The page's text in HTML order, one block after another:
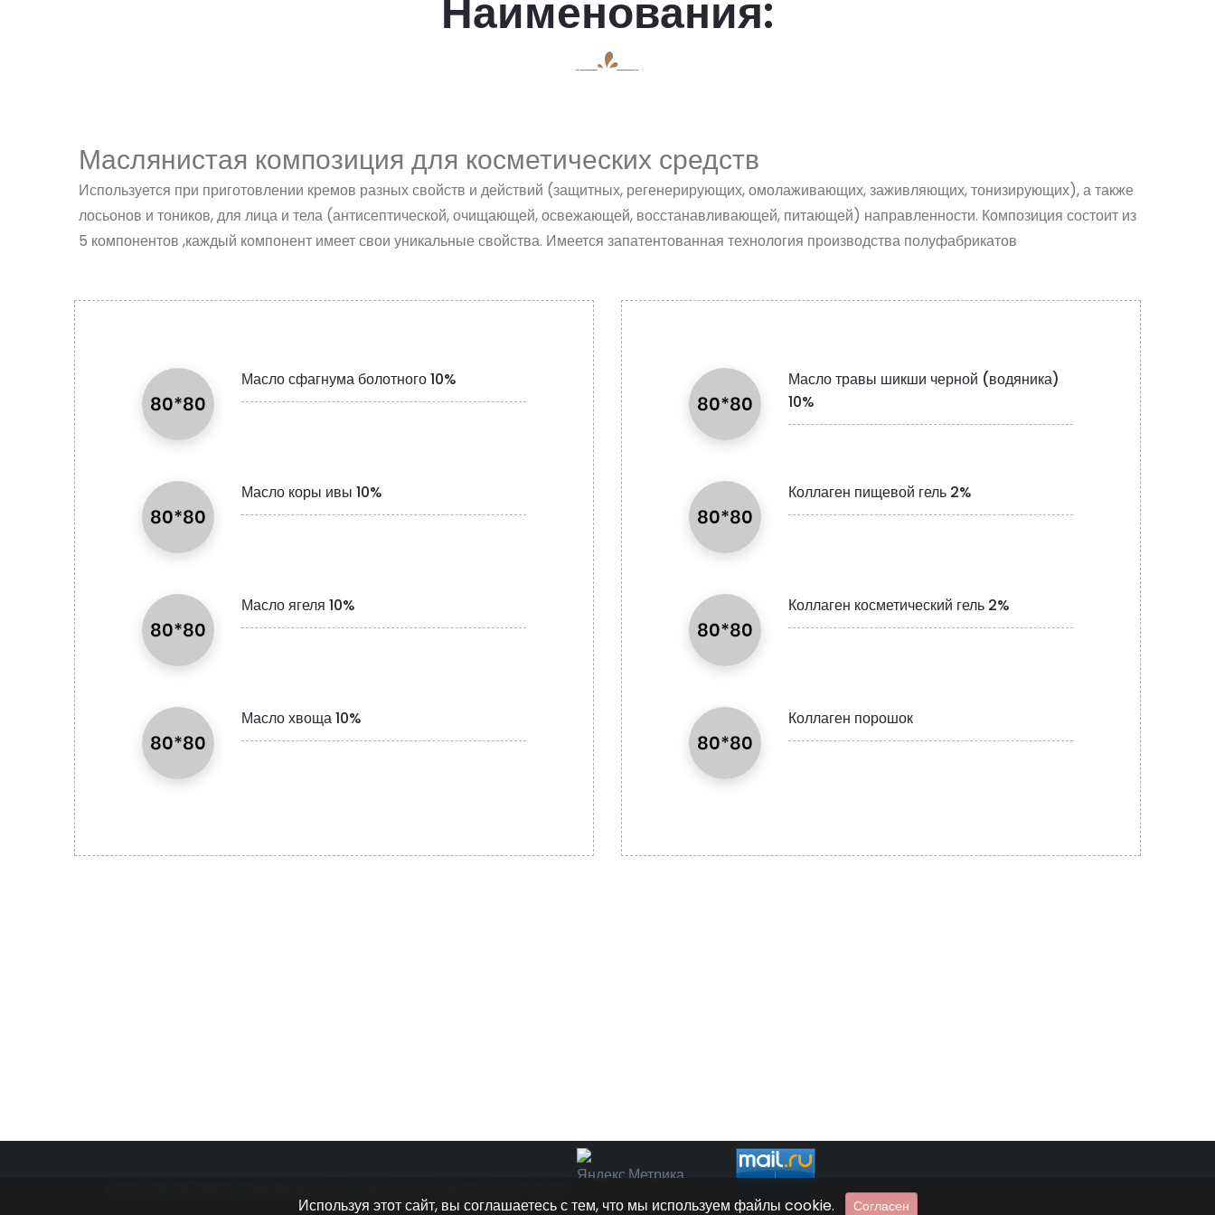
Наименования:
Маслянистая композиция для косметических средств
Используется при приготовлении кремов разных свойств и действий (защитных, регенерирующих, омолаживающих, заживляющих, тонизирующих), а также
лосьонов и тоников, для лица и тела (антисептической, очищающей, освежающей, восстанавливающей, питающей) направленности. Композиция состоит из
5 компонентов ,каждый компонент имеет свои уникальные свойства. Имеется запатентованная технология производства полуфабрикатов
Масло сфагнума болотного 10%
Масло коры ивы 10%
Масло ягеля 10%
Масло хвоща 10%
Масло травы шикши черной (водяника)
10%
Коллаген пищевой гель 2%
Коллаген косметический гель 2%
Коллаген порошок
Используя этот сайт, вы соглашаетесь с тем, что мы используем файлы cookie.
Согласен